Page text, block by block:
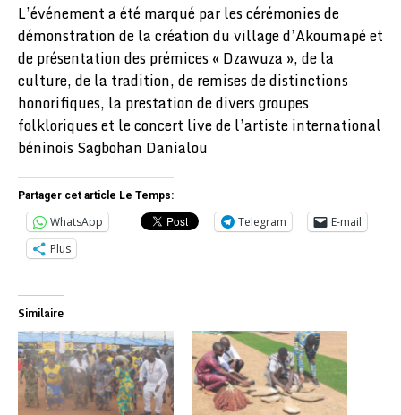
L’événement a été marqué par les cérémonies de
démonstration de la création du village d’Akoumapé et
de présentation des prémices « Dzawuza », de la
culture, de la tradition, de remises de distinctions
honorifiques, la prestation de divers groupes
folkloriques et le concert live de l’artiste international
béninois Sagbohan Danialou
Partager cet article Le Temps:
WhatsApp Telegram
E-mail
Plus
Similaire